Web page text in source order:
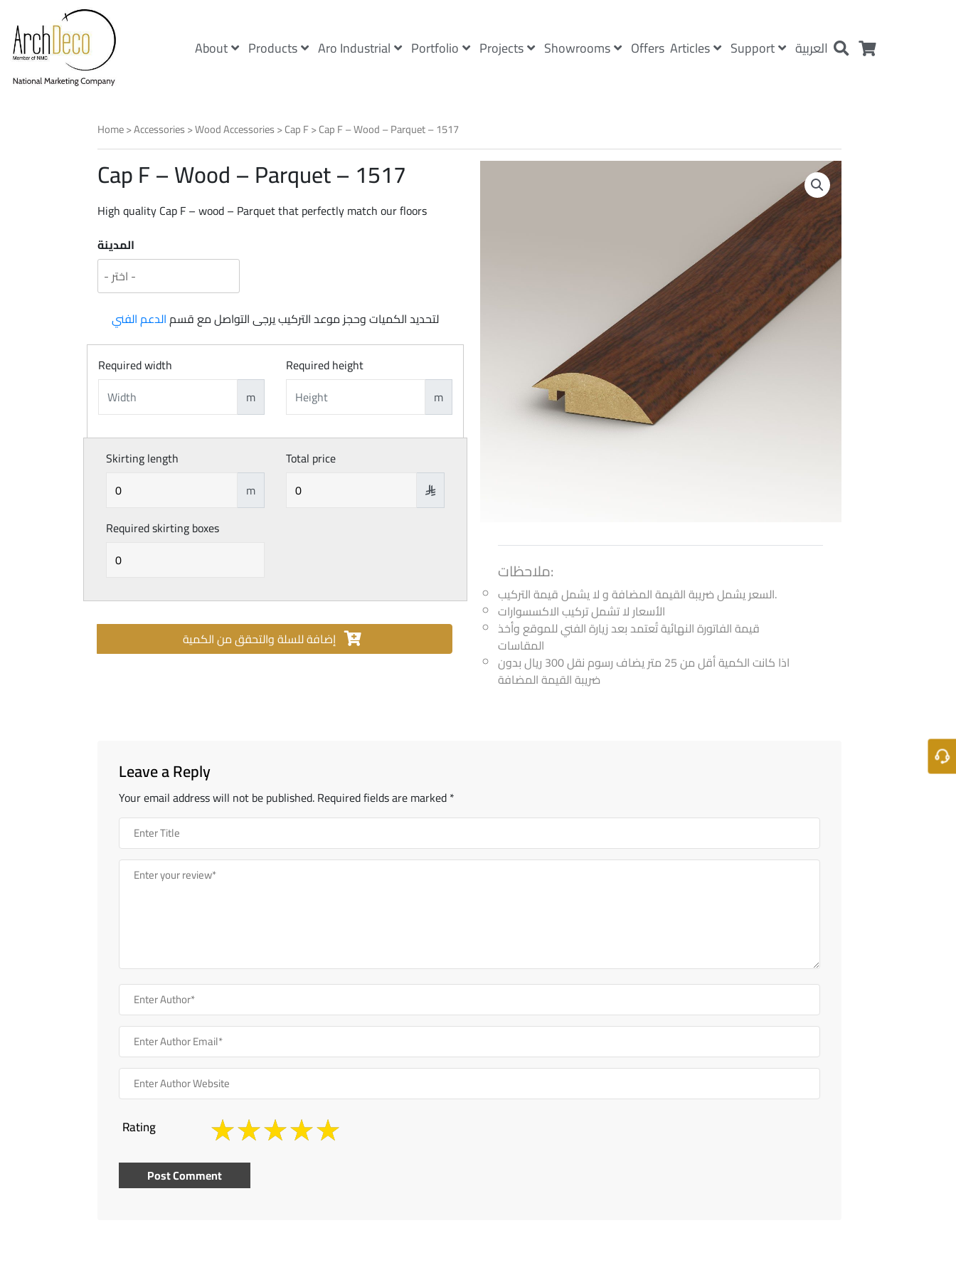
About Products Aro Industrial Portfolio Projects Showrooms Offers Articles Support العربية
Home>Accessories>Wood Accessories>Cap F> Cap F – Wood – Parquet – 1517
Cap F – Wood – Parquet – 1517
High quality Cap F – wood – Parquet that perfectly match our floors
المدينة
لتحديد الكميات وحجز موعد التركيب يرجى التواصل مع قسمالدعم الفني
Required width
m
Required height
m
Skirting length
m
Total price

Required skirting boxes
إضافة للسلة والتحقق من الكمية
ملاحظات:
السعر يشمل ضريبة القيمة المضافة و لا يشمل قيمة التركيب.
الأسعار لا تشمل تركيب الاكسسوارات
قيمة الفاتورة النهائية تُعتمد بعد زيارة الفني للموقع وأخذ
المقاسات
اذا كانت الكمية أقل من 25 متر يضاف رسوم نقل 300 ريال بدون
ضريبة القيمة المضافة
Leave a Reply
Your email address will not be published.Required fields are marked*
Rating